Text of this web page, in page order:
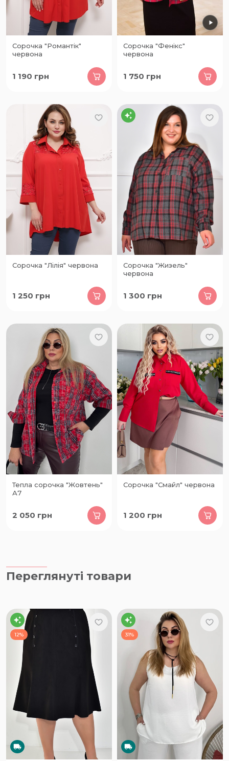
Сорочка "Романтік"
червона
1 190 грн
Сорочка "Фенікс"
червона
1 750 грн
Сорочка "Лілія" червона
1 250 грн
Сорочка "Жизель"
червона
1 300 грн
Тепла сорочка "Жовтень"
А7
2 050 грн
Сорочка "Смайл" червона
1 200 грн
Переглянуті товари
12% 31%